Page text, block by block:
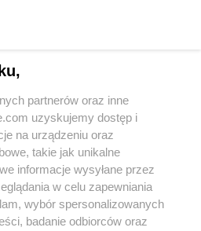
świetnie smakuje,
:)
partnerów oraz inne
uzyskujemy dostęp i
na urządzeniu oraz
takie jak unikalne
informacje wysyłane przez
w celu zapewniania
wybór spersonalizowanych
badanie odbiorców oraz